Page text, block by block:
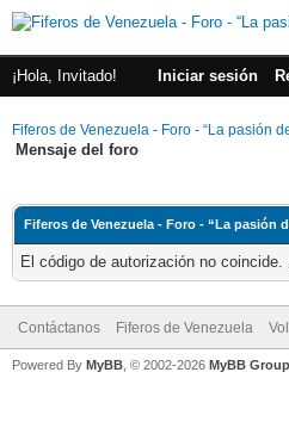
¡Hola, Invitado! Iniciar sesión
Fiferos de Venezuela - Foro - “La pasión
Mensaje del foro
Fiferos de Venezuela - Foro - “La pasión
El código de autorización no
Contáctanos Fiferos de Venezuela
Powered By MyBB , © 2002-2026 MyBB Group